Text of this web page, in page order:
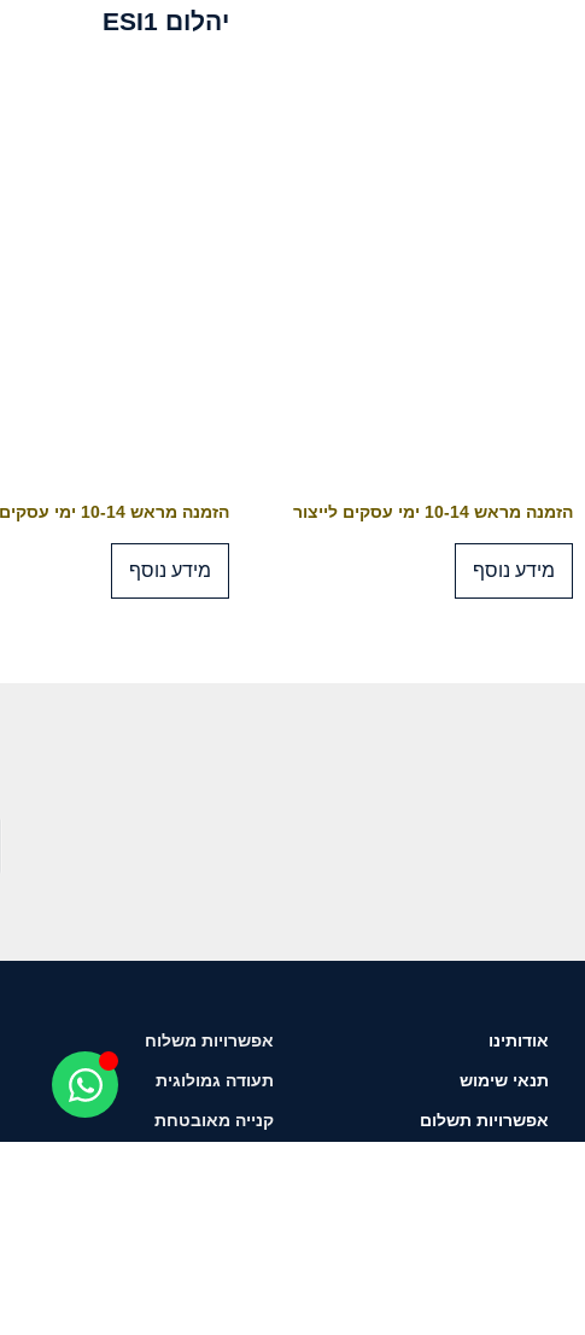
הזמנה מראש 10-14 ימי עסקים לייצור
מידע נוסף
יהלום ESI1
הזמנה מראש 10-14 ימי עסקים לייצור
מידע נוסף
אודותינו
תנאי שימוש
אפשרויות תשלום
אפשרויות משלוח
תעודה גמולוגית
קנייה מאובטחת